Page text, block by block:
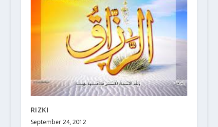
RIZKI
September 24, 2012